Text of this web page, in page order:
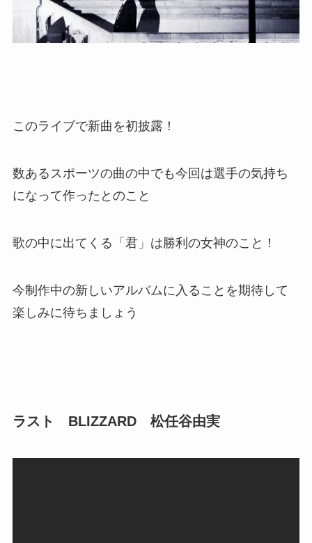
このライブで新曲を初披露！
数あるスポーツの曲の中でも今回は選手の気持ち
になって作ったとのこと
歌の中に出てくる「君」は勝利の女神のこと！
今制作中の新しいアルバムに入ることを期待して
楽しみに待ちましょう
ラスト BLIZZARD 松任谷由実